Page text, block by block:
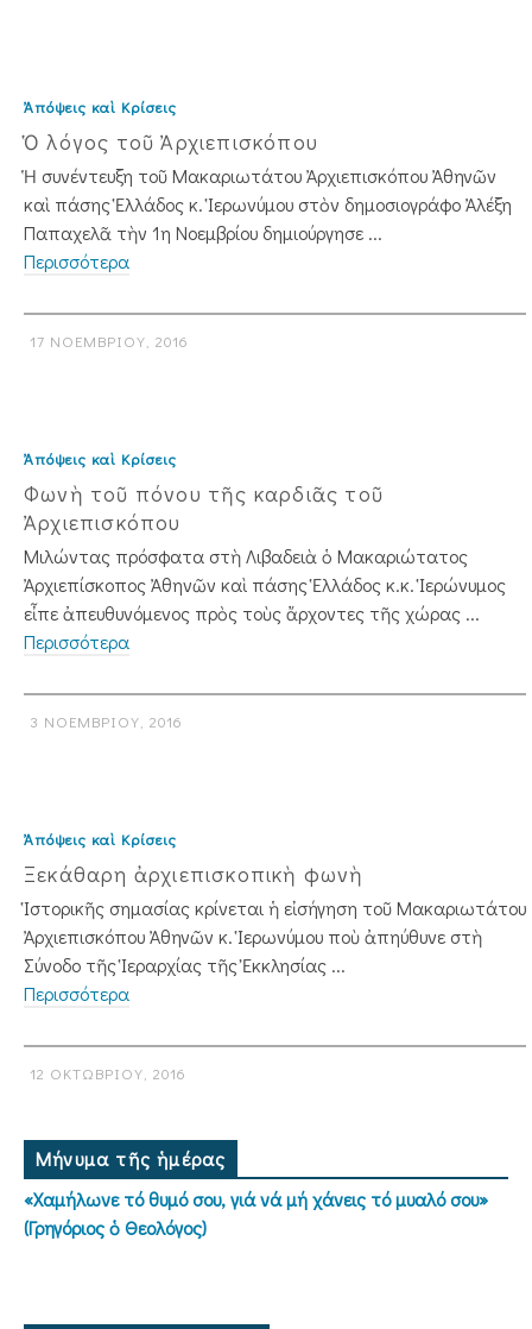
Ἀπόψεις καὶ Κρίσεις
Ὁ λόγος τοῦ Ἀρχιεπισκόπου
Ἡ συνέντευξη τοῦ Μακαριωτάτου Ἀρχιεπισκόπου Ἀθηνῶν
καὶ πάσης Ἑλλάδος κ. Ἱερωνύμου στὸν δημοσιογράφο Ἀλέξη
Παπαχελᾶ τὴν 1η Νοεμβρίου δημιούργη­σε ...
Περισσότερα
17 ΝΟΕΜΒΡΊΟΥ, 2016
Ἀπόψεις καὶ Κρίσεις
Φωνὴ τοῦ πόνου τῆς καρδιᾶς τοῦ
Ἀρχιεπισκόπου
Μιλώντας πρόσφατα στὴ Λιβαδειὰ ὁ Μακαριώτατος
Ἀρχιεπίσκοπος Ἀθη­νῶν καὶ πάσης Ἑλλάδος κ.κ. Ἱερώνυμος
εἶπε ἀπευθυνόμενος πρὸς τοὺς ἄρ­­­­χοντες τῆς χώρας ...
Περισσότερα
3 ΝΟΕΜΒΡΊΟΥ, 2016
Ἀπόψεις καὶ Κρίσεις
Ξεκάθαρη ἀρχιεπισκοπικὴ φωνὴ
Ἱστορικῆς σημασίας κρίνεται ἡ εἰσήγηση τοῦ Μακαριωτάτου
Ἀρχιεπισκόπου Ἀ­θηνῶν κ. Ἱερωνύμου ποὺ ἀπηύθυνε στὴ
Σύνοδο τῆς Ἱεραρχίας τῆς Ἐκκλησίας ...
Περισσότερα
12 ΟΚΤΩΒΡΊΟΥ, 2016
Μήνυμα τῆς ἡμέρας
«Χαμήλωνε τό θυμό σου, γιά νά μή χάνεις τό μυαλό σου»
(Γρηγόριος ὁ Θεολόγος)